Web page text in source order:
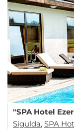
"SPA Hotel
Sigulda, SPA